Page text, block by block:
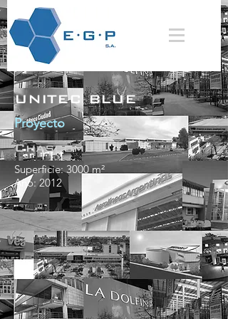
UNITEC BLUE
Proyecto
Chascomus
Superficie: 3000 m²
Año: 2012